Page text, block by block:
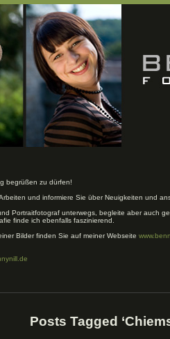
begrüßen zu dürfen!
und informiere Sie über Neuigkeiten und
Portraitfotograf unterwegs, begleite aber auch
finde ich ebenfalls faszinierend.
Bilder finden Sie auf meiner Webseite
Posts Tagged